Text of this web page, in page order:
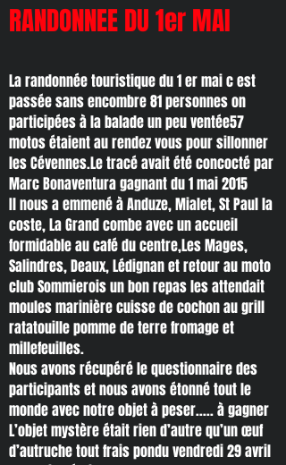
RANDONNEE DU 1er MAI
La randonnée touristique du 1 er mai c est
passée sans encombre 81 personnes on
participées à la balade un peu ventée57
motos étaient au rendez vous pour sillonner
les Cévennes.Le tracé avait été concocté par
Marc Bonaventura gagnant du 1 mai 2015
Il nous a emmené à Anduze, Mialet, St Paul la
coste, La Grand combe avec un accueil
formidable au café du centre,Les Mages,
Salindres, Deaux, Lédignan et retour au moto
club Sommierois un bon repas les attendait
moules marinière cuisse de cochon au grill
ratatouille pomme de terre fromage et
millefeuilles.
Nous avons récupéré le questionnaire des
participants et nous avons étonné tout le
monde avec notre objet à peser..... à gagner
L’objet mystère était rien d’autre qu’un œuf
d’autruche tout frais pondu vendredi 29 avril